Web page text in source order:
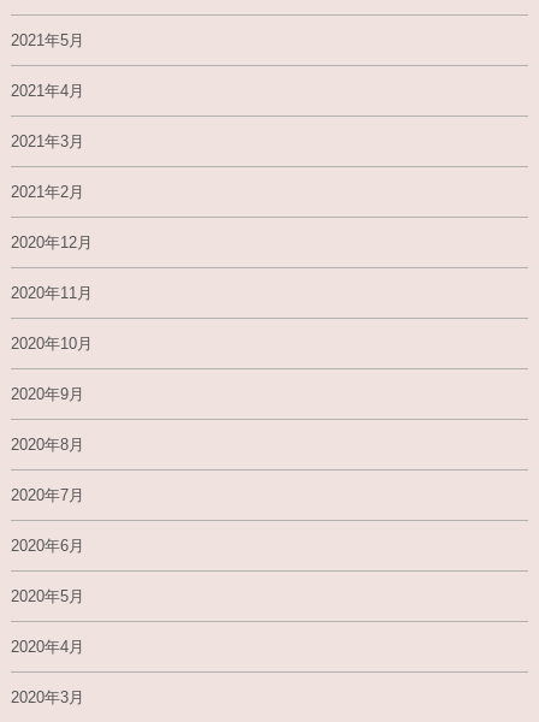
2021年5月
2021年4月
2021年3月
2021年2月
2020年12月
2020年11月
2020年10月
2020年9月
2020年8月
2020年7月
2020年6月
2020年5月
2020年4月
2020年3月